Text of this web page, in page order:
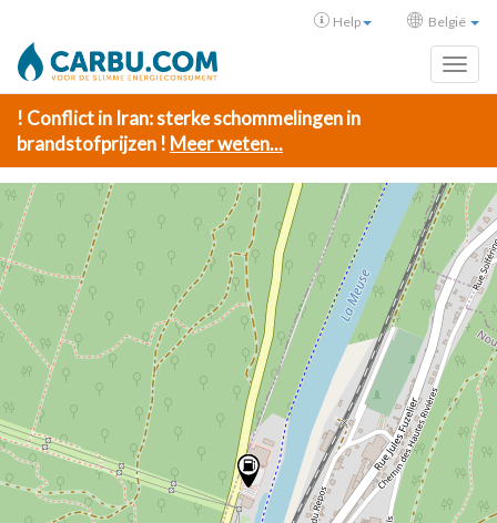
Help België
! Conflict in Iran: sterke schommelingen in
brandstofprijzen ! Meer weten...